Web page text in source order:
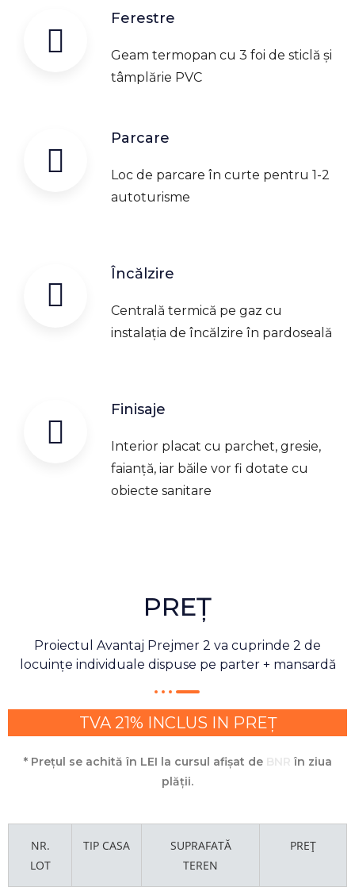
Ferestre
Geam termopan cu 3 foi de sticlă și
tâmplărie PVC
Parcare
Loc de parcare în curte pentru 1-2
autoturisme
Încălzire
Centrală termică pe gaz cu
instalația de încălzire în pardoseală
Finisaje
Interior placat cu parchet, gresie,
faianță, iar băile vor fi dotate cu
obiecte sanitare
PREȚ
Proiectul Avantaj Prejmer 2 va cuprinde 2 de
locuințe individuale dispuse pe parter + mansardă
TVA 21% INCLUS IN PREȚ
* Prețul se achită în LEI la cursul afișat de
în ziua
plății.
NR.
LOT
TIP CASA
SUPRAFATĂ
TEREN
PREȚ